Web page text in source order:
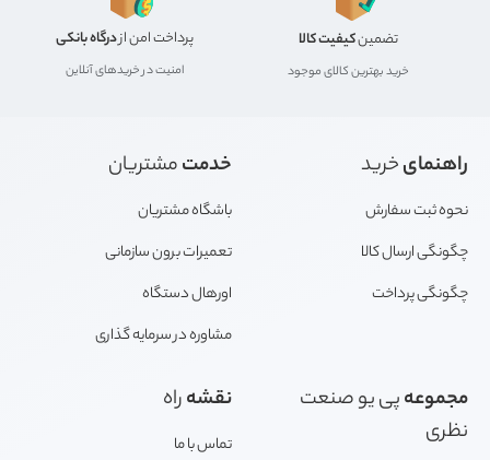
تضمینکیفیت کالا
خرید بهترین کالای موجود
پرداخت امن ازدرگاه بانکی
امنیت در خریدهای آنلاین
راهنمایخرید
نحوه ثبت سفارش
چگونگی ارسال کالا
چگونگی پرداخت
خدمتمشتریان
باشگاه مشتریان
تعمیرات برون سازمانی
اورهال دستگاه
مشاوره در سرمایه گذاری
مجموعهپی یو صنعت
نظری
نقشهراه
تماس با ما